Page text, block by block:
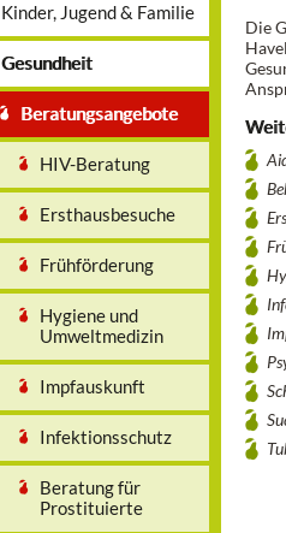
Kinder, Jugend & Familie
Gesundheit
Beratungsangebote
HIV-Beratung
Ersthausbesuche
Frühförderung
Hygiene und
Umweltmedizin
Impfauskunft
Infektionsschutz
Beratung für
Prostituierte
Die